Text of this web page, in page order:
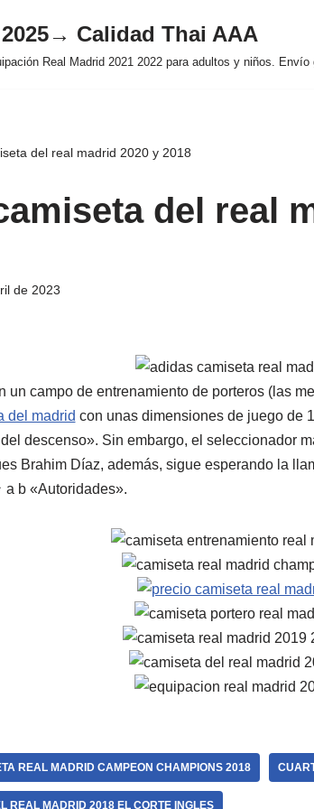
Calidad Thai AAA
Real Madrid 2021 2022 para adultos y niños.
del real madrid 2020 y 2018
del real
de 2023
un campo de entrenamiento de porteros (las
del madrid con unas dimensiones de juego de
descenso». Sin embargo, el seleccionador
Brahim Díaz, además, sigue esperando la
a b «Autoridades».
REAL MADRID CAMPEON CHAMPIONS 2018
REAL MADRID 2018 EL CORTE INGLES